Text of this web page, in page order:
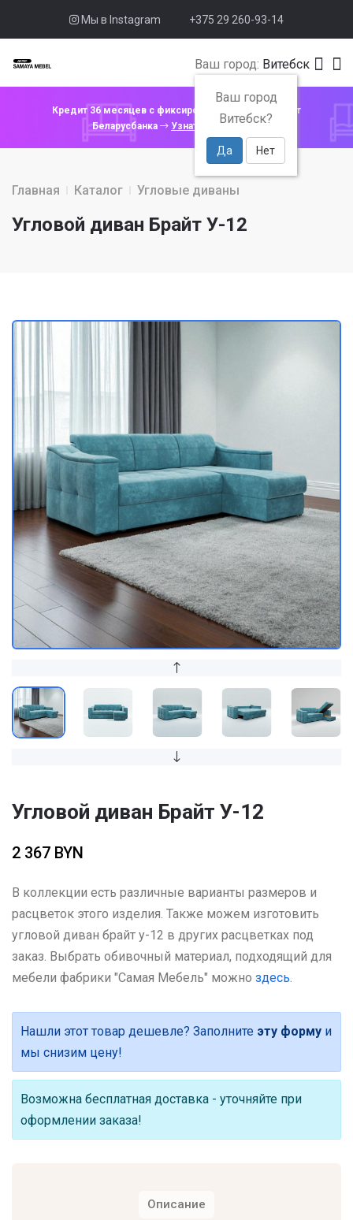
Мы в Instagram +375 29 260-93-14
Ваш город: Витебск
Ваш город
Витебск?
Да Нет
Кредит 36 месяцев с фиксированной ставкой 4% от
Беларусбанка
Узнать подробнее
Главная Каталог Угловые диваны
Угловой диван Брайт У-12
Угловой диван Брайт У-12
2 367 BYN
В коллекции есть различные варианты размеров и
расцветок этого изделия. Также можем изготовить
угловой диван брайт у-12 в других расцветках под
заказ. Выбрать обивочный материал, подходящий для
мебели фабрики "Самая Мебель" можно здесь.
Нашли этот товар дешевле? Заполните эту форму и
мы снизим цену!
Возможна бесплатная доставка - уточняйте при
оформлении заказа!
Описание